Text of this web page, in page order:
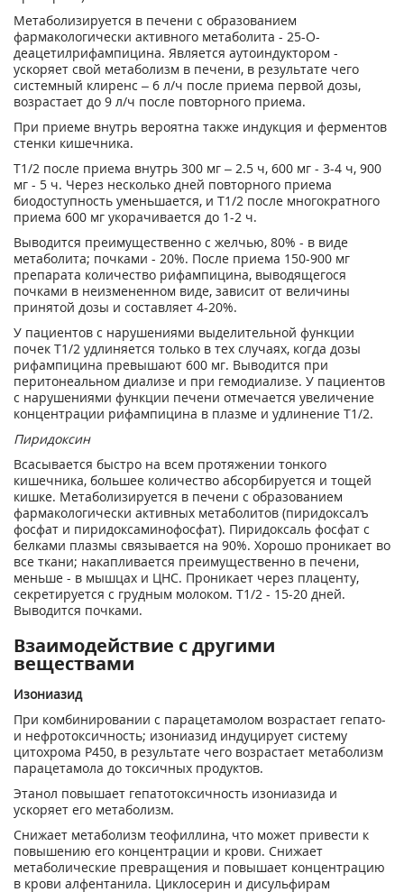
Метаболизируется в печени с образованием
фармакологически активного метаболита - 25-О-
деацетилрифампицина. Является аутоиндуктором -
ускоряет свой метаболизм в печени, в результате чего
системный клиренс – 6 л/ч после приема первой дозы,
возрастает до 9 л/ч после повторного приема.
При приеме внутрь вероятна также индукция и ферментов
стенки кишечника.
T1/2 после приема внутрь 300 мг – 2.5 ч, 600 мг - 3-4 ч, 900
мг - 5 ч. Через несколько дней повторного приема
биодоступность уменьшается, и T1/2 после многократного
приема 600 мг укорачивается до 1-2 ч.
Выводится преимущественно с желчью, 80% - в виде
метаболита; почками - 20%. После приема 150-900 мг
препарата количество рифампицина, выводящегося
почками в неизмененном виде, зависит от величины
принятой дозы и составляет 4-20%.
У пациентов с нарушениями выделительной функции
почек T1/2 удлиняется только в тех случаях, когда дозы
рифампицина превышают 600 мг. Выводится при
перитонеальном диализе и при гемодиализе. У пациентов
с нарушениями функции печени отмечается увеличение
концентрации рифампицина в плазме и удлинение T1/2.
Пиридоксин
Всасывается быстро на всем протяжении тонкого
кишечника, большее количество абсорбируется и тощей
кишке. Метаболизируется в печени с образованием
фармакологически активных метаболитов (пиридоксалъ
фосфат и пиридоксаминофосфат). Пиридоксаль фосфат с
белками плазмы связывается на 90%. Хорошо проникает во
все ткани; накапливается преимущественно в печени,
меньше - в мышцах и ЦНС. Проникает через плаценту,
секретируется с грудным молоком. T1/2 - 15-20 дней.
Выводится почками.
Взаимодействие с другими
веществами
Изониазид
При комбинировании с парацетамолом возрастает гепато-
и нефротоксичность; изониазид индуцирует систему
цитохрома Р450, в результате чего возрастает метаболизм
парацетамола до токсичных продуктов.
Этанол повышает гепатотоксичность изониазида и
ускоряет его метаболизм.
Снижает метаболизм теофиллина, что может привести к
повышению его концентрации и крови. Снижает
метаболические превращения и повышает концентрацию
в крови алфентанила. Циклосерин и дисульфирам